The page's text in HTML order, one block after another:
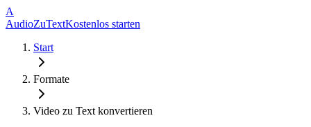
A
AudioZuTextKostenlos starten
Start
Formate
Video zu Text konvertieren